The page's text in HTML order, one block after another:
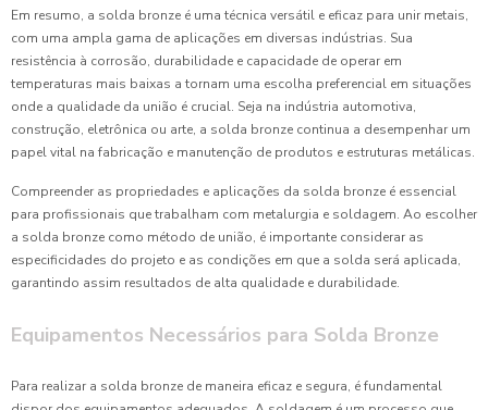
Em resumo, a solda bronze é uma técnica versátil e eficaz para unir metais,
com uma ampla gama de aplicações em diversas indústrias. Sua
resistência à corrosão, durabilidade e capacidade de operar em
temperaturas mais baixas a tornam uma escolha preferencial em situações
onde a qualidade da união é crucial. Seja na indústria automotiva,
construção, eletrônica ou arte, a solda bronze continua a desempenhar um
papel vital na fabricação e manutenção de produtos e estruturas metálicas.
Compreender as propriedades e aplicações da solda bronze é essencial
para profissionais que trabalham com metalurgia e soldagem. Ao escolher
a solda bronze como método de união, é importante considerar as
especificidades do projeto e as condições em que a solda será aplicada,
garantindo assim resultados de alta qualidade e durabilidade.
Equipamentos Necessários para Solda Bronze
Para realizar a solda bronze de maneira eficaz e segura, é fundamental